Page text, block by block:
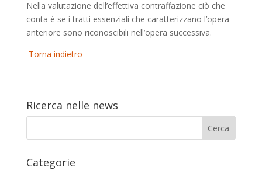
Nella valutazione dell’effettiva contraffazione ciò che
conta è se i tratti essenziali che caratterizzano l’opera
anteriore sono riconoscibili nell’opera successiva.
Torna indietro
Ricerca nelle news
Categorie